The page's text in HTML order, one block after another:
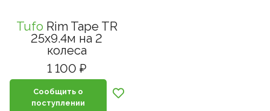
Tufo Rim Tape TR
25x9.4м на 2
колеса
1 100 ₽
Сообщить о
поступлении